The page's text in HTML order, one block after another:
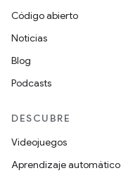
Código abierto
Noticias
Blog
Podcasts
DESCUBRE
Videojuegos
Aprendizaje automático